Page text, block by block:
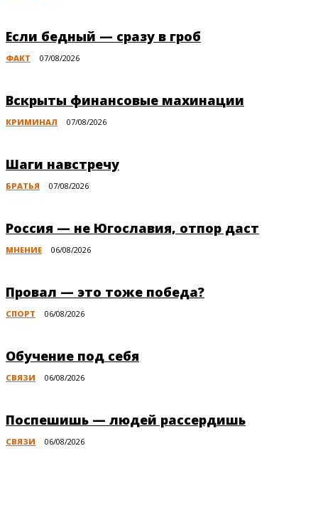
Если бедный — сразу в гроб
ФАКТ 07/08/2026
Вскрыты финансовые махинации
КРИМИНАЛ 07/08/2026
Шаги навстречу
БРАТЬЯ 07/08/2026
Россия — не Югославия, отпор даст
МНЕНИЕ 06/08/2026
Провал — это тоже победа?
СПОРТ 06/08/2026
Обучение под себя
СВЯЗИ 06/08/2026
Поспешишь — людей рассердишь
СВЯЗИ 06/08/2026